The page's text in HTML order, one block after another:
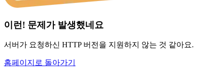
이런! 문제가 발생했네요
서버가 요청하신 HTTP 버전을 지원하지 않는 것 같아요.
홈페이지로 돌아가기